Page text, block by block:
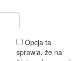
Opcja ta
sprawia, że na